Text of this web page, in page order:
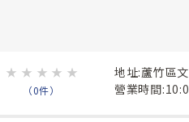
★ ★ ★ ★ ★
（0件）
地址:蘆竹區
營業時間